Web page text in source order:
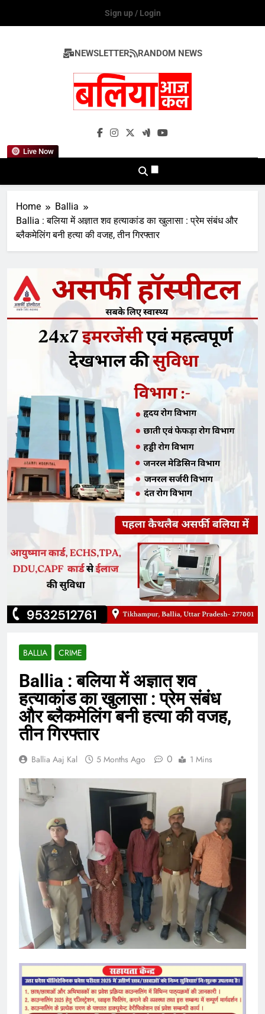
Sign up / Login
NEWSLETTER RANDOM NEWS
Live Now
Ballia Aaj Kal
Home
Ballia
Ballia : बलिया में अज्ञात शव हत्याकांड का खुलासा : प्रेम संबंध और
ब्लैकमेलिंग बनी हत्या की वजह, तीन गिरफ्तार
BALLIA CRIME
Ballia : बलिया में अज्ञात शव
हत्याकांड का खुलासा : प्रेम संबंध
और ब्लैकमेलिंग बनी हत्या की वजह,
तीन गिरफ्तार
Ballia Aaj Kal 5 Months Ago 0 1 Mins